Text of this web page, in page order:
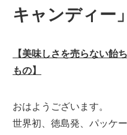
キャンディー
【美味しさを売らない
もの】
おはようございます。
世界初、徳島発、パッケ